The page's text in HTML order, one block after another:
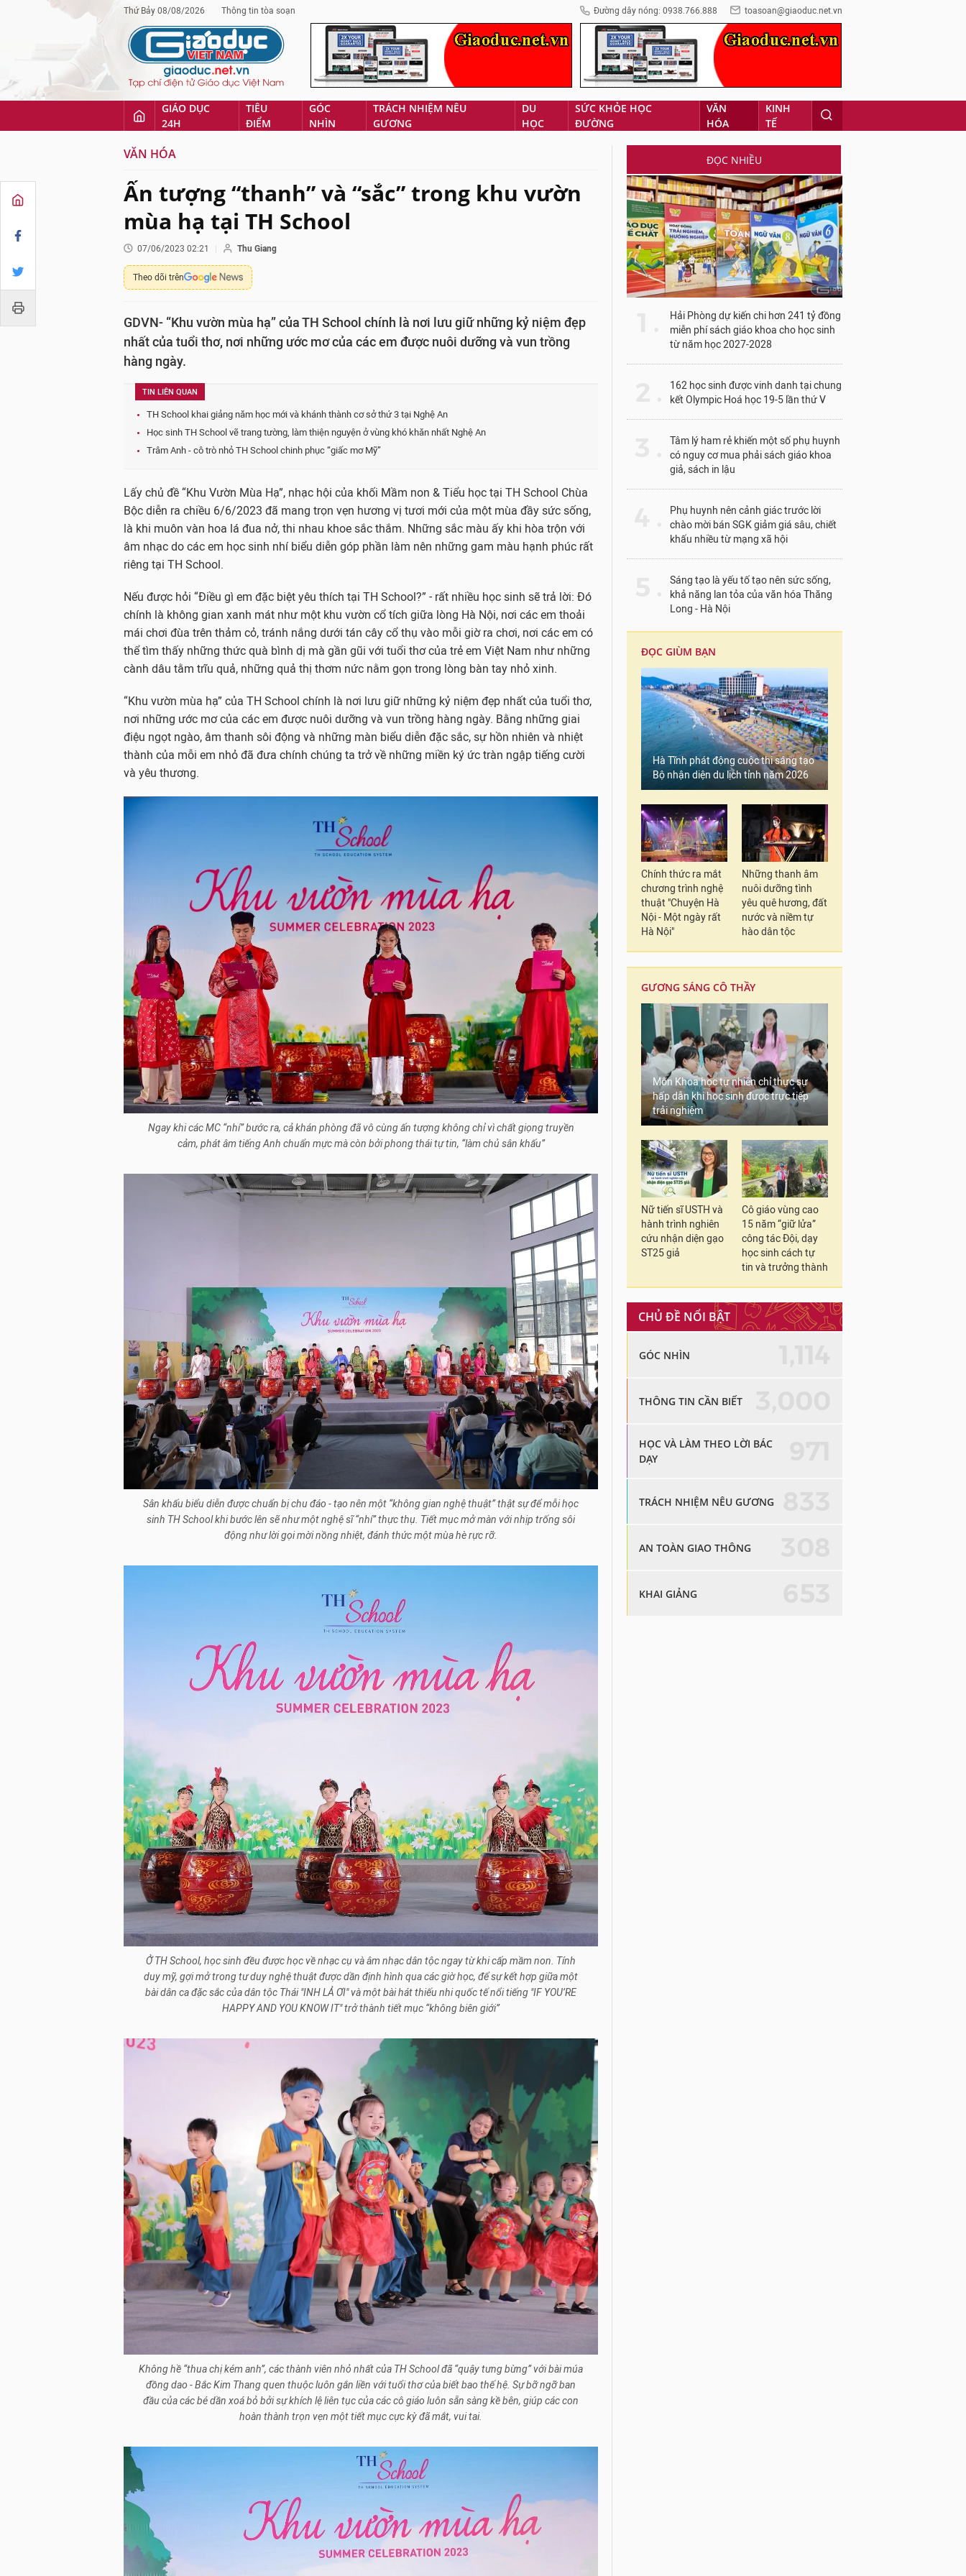
Thứ Bảy 08/08/2026 Thông tin tòa soạn Đường dây nóng: 0938.766.888 toasoan@giaoduc.net.vn
GIÁO DỤC
24H
TIÊU
ĐIỂM
GÓC
NHÌN
TRÁCH NHIỆM NÊU
GƯƠNG
DU
HỌC
SỨC KHỎE HỌC
ĐƯỜNG
VĂN
HÓA
KINH
TẾ
VĂN HÓA
Ấn tượng “thanh” và “sắc” trong khu vườn
mùa hạ tại TH School
07/06/2023 02:21 Thu Giang
Theo dõi trên
GDVN- “Khu vườn mùa hạ” của TH School chính là nơi lưu giữ những kỷ niệm đẹp
nhất của tuổi thơ, nơi những ước mơ của các em được nuôi dưỡng và vun trồng
hàng ngày.
TIN LIÊN QUAN
TH School khai giảng năm học mới và khánh thành cơ sở thứ 3 tại Nghệ An
Học sinh TH School vẽ trang tường, làm thiện nguyện ở vùng khó khăn nhất Nghệ An
Trâm Anh - cô trò nhỏ TH School chinh phục “giấc mơ Mỹ”
Lấy chủ đề “Khu Vườn Mùa Hạ”, nhạc hội của khối Mầm non & Tiểu học tại TH School Chùa
Bộc diễn ra chiều 6/6/2023 đã mang trọn vẹn hương vị tươi mới của một mùa đầy sức sống,
là khi muôn vàn hoa lá đua nở, thi nhau khoe sắc thắm. Những sắc màu ấy khi hòa trộn với
âm nhạc do các em học sinh nhí biểu diễn góp phần làm nên những gam màu hạnh phúc rất
riêng tại TH School.
Nếu được hỏi “Điều gì em đặc biệt yêu thích tại TH School?” - rất nhiều học sinh sẽ trả lời: Đó
chính là không gian xanh mát như một khu vườn cổ tích giữa lòng Hà Nội, nơi các em thoải
mái chơi đùa trên thảm cỏ, tránh nắng dưới tán cây cổ thụ vào mỗi giờ ra chơi, nơi các em có
thể tìm thấy những thức quà bình dị mà gần gũi với tuổi thơ của trẻ em Việt Nam như những
cành dâu tằm trĩu quả, những quả thị thơm nức nằm gọn trong lòng bàn tay nhỏ xinh.
“Khu vườn mùa hạ” của TH School chính là nơi lưu giữ những kỷ niệm đẹp nhất của tuổi thơ,
nơi những ước mơ của các em được nuôi dưỡng và vun trồng hàng ngày. Bằng những giai
điệu ngọt ngào, âm thanh sôi động và những màn biểu diễn đặc sắc, sự hồn nhiên và nhiệt
thành của mỗi em nhỏ đã đưa chính chúng ta trở về những miền ký ức tràn ngập tiếng cười
và yêu thương.
Ngay khi các MC “nhí” bước ra, cả khán phòng đã vô cùng ấn tượng không chỉ vì chất giọng truyền
cảm, phát âm tiếng Anh chuẩn mực mà còn bởi phong thái tự tin, “làm chủ sân khấu”
Sân khấu biểu diễn được chuẩn bị chu đáo - tạo nên một “không gian nghệ thuật” thật sự để mỗi học
sinh TH School khi bước lên sẽ như một nghệ sĩ “nhí” thực thụ. Tiết mục mở màn với nhịp trống sôi
động như lời gọi mời nồng nhiệt, đánh thức một mùa hè rực rỡ.
Ở TH School, học sinh đều được học về nhạc cụ và âm nhạc dân tộc ngay từ khi cấp mầm non. Tính
duy mỹ, gợi mở trong tư duy nghệ thuật được dần định hình qua các giờ học, để sự kết hợp giữa một
bài dân ca đặc sắc của dân tộc Thái "INH LẢ ƠI" và một bài hát thiếu nhi quốc tế nổi tiếng "IF YOU’RE
HAPPY AND YOU KNOW IT" trở thành tiết mục “không biên giới”
Không hề “thua chị kém anh”, các thành viên nhỏ nhất của TH School đã “quậy tưng bừng” với bài múa
đồng dao - Bắc Kim Thang quen thuộc luôn gắn liền với tuổi thơ của biết bao thế hệ. Sự bỡ ngỡ ban
đầu của các bé dần xoá bỏ bởi sự khích lệ liên tục của các cô giáo luôn sẵn sàng kề bên, giúp các con
hoàn thành trọn vẹn một tiết mục cực kỳ đã mắt, vui tai.
ĐỌC NHIỀU
Hải Phòng dự kiến chi hơn 241 tỷ đồng
miễn phí sách giáo khoa cho học sinh
từ năm học 2027-2028
162 học sinh được vinh danh tại chung
kết Olympic Hoá học 19-5 lần thứ V
Tâm lý ham rẻ khiến một số phụ huynh
có nguy cơ mua phải sách giáo khoa
giả, sách in lậu
Phụ huynh nên cảnh giác trước lời
chào mời bán SGK giảm giá sâu, chiết
khấu nhiều từ mạng xã hội
Sáng tạo là yếu tố tạo nên sức sống,
khả năng lan tỏa của văn hóa Thăng
Long - Hà Nội
ĐỌC GIÙM BẠN
Hà Tĩnh phát động cuộc thi sáng tạo
Bộ nhận diện du lịch tỉnh năm 2026
Chính thức ra mắt
chương trình nghệ
thuật "Chuyện Hà
Nội - Một ngày rất
Hà Nội"
Những thanh âm
nuôi dưỡng tình
yêu quê hương, đất
nước và niềm tự
hào dân tộc
GƯƠNG SÁNG CÔ THẦY
Môn Khoa học tự nhiên chỉ thực sự
hấp dẫn khi học sinh được trực tiếp
trải nghiệm
Nữ tiến sĩ USTH và
hành trình nghiên
cứu nhận diện gạo
ST25 giả
Cô giáo vùng cao
15 năm “giữ lửa”
công tác Đội, dạy
học sinh cách tự
tin và trưởng thành
CHỦ ĐỀ NỔI BẬT
GÓC NHÌN
THÔNG TIN CẦN BIẾT
HỌC VÀ LÀM THEO LỜI BÁC
DẠY
TRÁCH NHIỆM NÊU GƯƠNG
AN TOÀN GIAO THÔNG
KHAI GIẢNG